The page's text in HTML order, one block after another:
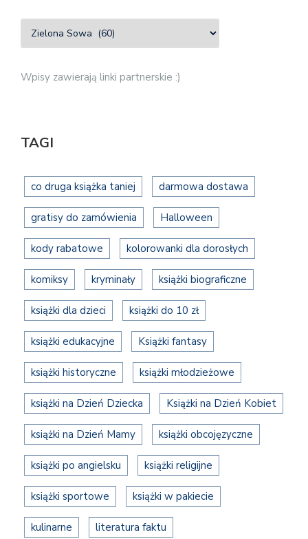
Wpisy zawierają linki partnerskie :)
TAGI
co druga książka taniej darmowa dostawa
gratisy do zamówienia Halloween
kody rabatowe kolorowanki dla dorosłych
komiksy kryminały książki biograficzne
książki dla dzieci książki do 10 zł
książki edukacyjne Książki fantasy
książki historyczne książki młodzieżowe
książki na Dzień Dziecka Książki na Dzień Kobiet
książki na Dzień Mamy książki obcojęzyczne
książki po angielsku książki religijne
książki sportowe książki w pakiecie
kulinarne literatura faktu